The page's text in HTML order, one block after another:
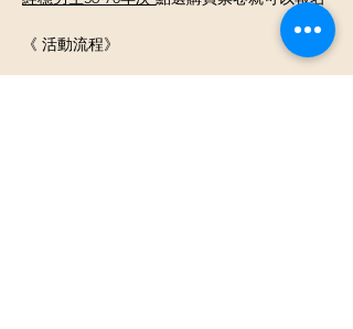
《 活動流程》